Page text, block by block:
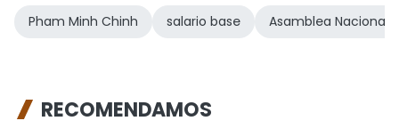
Pham Minh Chinh salario base Asamblea Nacional
RECOMENDAMOS